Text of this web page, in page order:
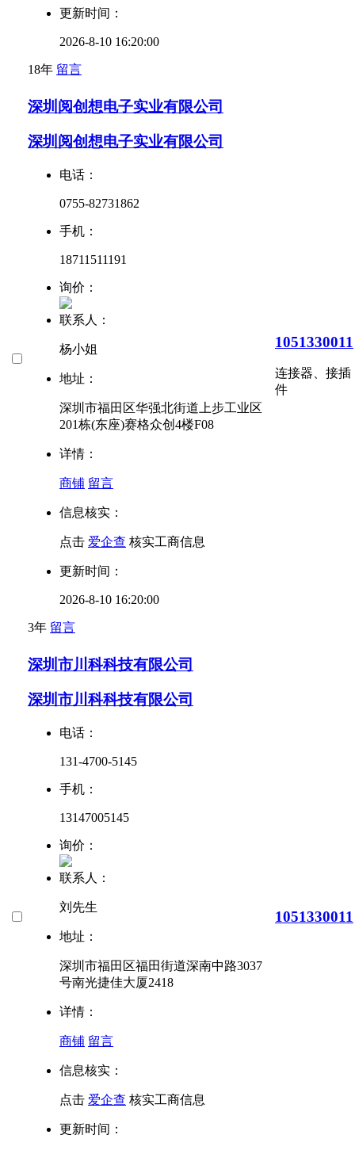
更新时间：
2026-8-10 16:20:00
18年 留言
深圳阅创想电子实业有限公司
深圳阅创想电子实业有限公司
电话：
0755-82731862
手机：
18711511191
询价：
联系人：
杨小姐
地址：
深圳市福田区华强北街道上步工业区
201栋(东座)赛格众创4楼F08
详情：
商铺 留言
信息核实：
点击 爱企查 核实工商信息
更新时间：
2026-8-10 16:20:00
3年 留言
1051330011
连接器、接插
件
深圳市川科科技有限公司
深圳市川科科技有限公司
电话：
131-4700-5145
手机：
13147005145
询价：
联系人：
刘先生
地址：
深圳市福田区福田街道深南中路3037
号南光捷佳大厦2418
详情：
商铺 留言
信息核实：
点击 爱企查 核实工商信息
更新时间：
1051330011